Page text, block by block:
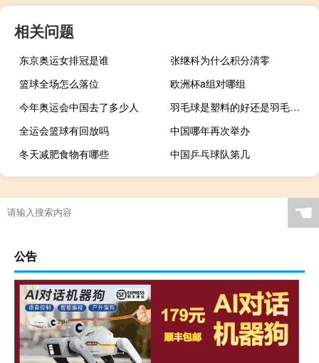
相关问题
东京奥运女排冠是谁
张继科为什么积分清零
篮球全场怎么落位
欧洲杯a组对哪组
今年奥运会中国去了多少人
羽毛球是塑料的好还是羽毛的好
全运会篮球有回放吗
中国哪年再次举办
冬天减肥食物有哪些
中国乒乓球队第几
☚
公告